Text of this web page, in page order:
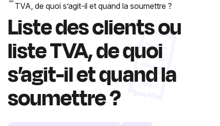
TVA, de quoi s’agit-il et quand la soumettre ?
Liste des clients ou
liste TVA, de quoi
s’agit-il et quand la
soumettre ?